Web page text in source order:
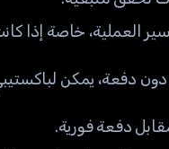
العملية، خاصة إذا
دون دفعة، يمكن
دفعة فورية.